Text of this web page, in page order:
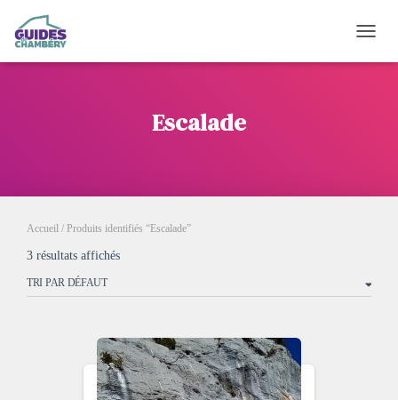
Escalade
Accueil / Produits identifiés “Escalade”
3 résultats affichés